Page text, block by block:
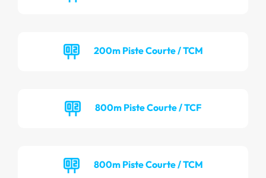
200m Piste Courte / TCM
800m Piste Courte / TCF
800m Piste Courte / TCM